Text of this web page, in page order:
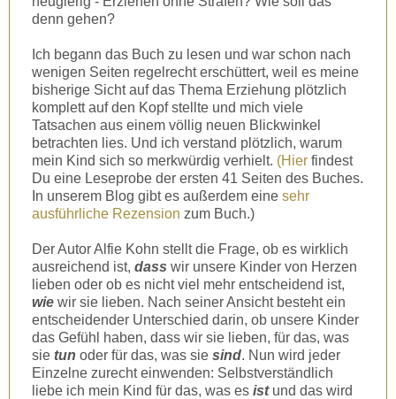
denn gehen?
Ich begann das Buch zu lesen und war schon nach
wenigen Seiten regelrecht erschüttert, weil es meine
bisherige Sicht auf das Thema Erziehung plötzlich
komplett auf den Kopf stellte und mich viele
Tatsachen aus einem völlig neuen Blickwinkel
betrachten lies. Und ich verstand plötzlich, warum
mein Kind sich so merkwürdig verhielt. (Hier findest
Du eine Leseprobe der ersten 41 Seiten des Buches.
In unserem Blog gibt es außerdem eine sehr
ausführliche Rezension zum Buch.)
Der Autor Alfie Kohn stellt die Frage, ob es wirklich
ausreichend ist, dass wir unsere Kinder von Herzen
lieben oder ob es nicht viel mehr entscheidend ist,
wie wir sie lieben. Nach seiner Ansicht besteht ein
entscheidender Unterschied darin, ob unsere Kinder
das Gefühl haben, dass wir sie lieben, für das, was
sie tun oder für das, was sie sind. Nun wird jeder
Einzelne zurecht einwenden: Selbstverständlich
liebe ich mein Kind für das, was es ist und das wird